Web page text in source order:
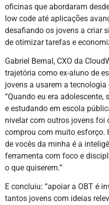
oficinas que abordaram
low code até aplicações
desafiando os jovens a criar
de otimizar tarefas e
Gabriel Bernal, CXO da
trajetória como ex-aluno de
jovens a usarem a
“Quando eu era
e estudando em escola
nivelar com outros jovens foi
comprou com muito esforço.
de vocês da minha é a
ferramenta com foco e
o que quiserem.”
E concluiu: “apoiar a OBT é
tantos jovens com ideias